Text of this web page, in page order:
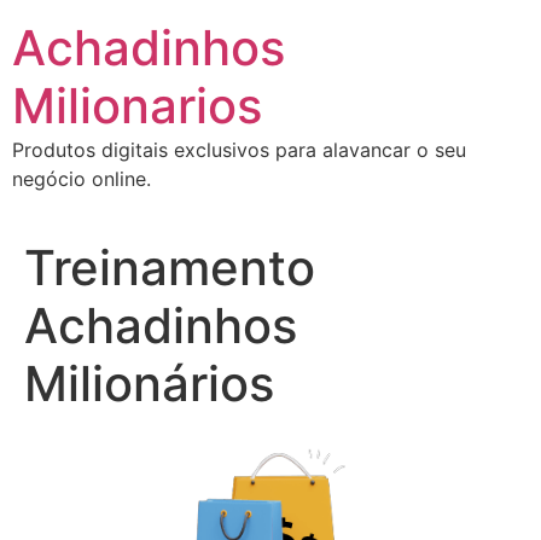
para
conteúdo
Achadinhos
Milionarios
Produtos digitais exclusivos para alavancar o seu
negócio online.
Treinamento
Achadinhos
Milionários